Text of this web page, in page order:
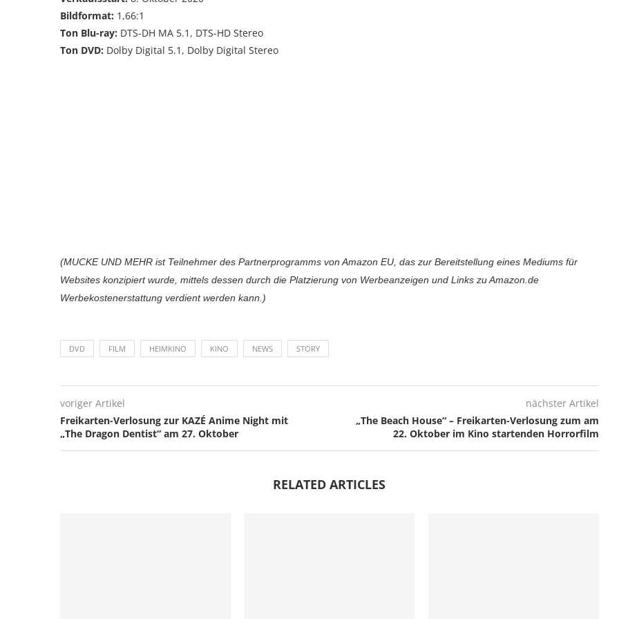
Bildformat: 1,66:1
Ton Blu-ray: DTS-DH MA 5.1, DTS-HD Stereo
Ton DVD: Dolby Digital 5.1, Dolby Digital Stereo
(MUCKE UND MEHR ist Teilnehmer des Partnerprogramms von Amazon EU, das zur Bereitstellung eines Mediums für
Websites konzipiert wurde, mittels dessen durch die Platzierung von Werbeanzeigen und Links zu Amazon.de
Werbekostenerstattung verdient werden kann.)
DVD FILM HEIMKINO KINO NEWS STORY
voriger Artikel
Freikarten-Verlosung zur KAZÉ Anime Night mit
„The Dragon Dentist“ am 27. Oktober
nächster Artikel
„The Beach House“ – Freikarten-Verlosung zum am
22. Oktober im Kino startenden Horrorfilm
RELATED ARTICLES